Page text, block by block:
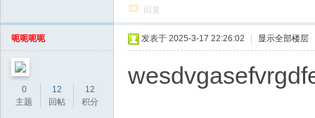
回复
呃呃呃呃
0
主题
12
回帖
12
积分
发表于 2025-3-17 22:26:02 显示全部楼层